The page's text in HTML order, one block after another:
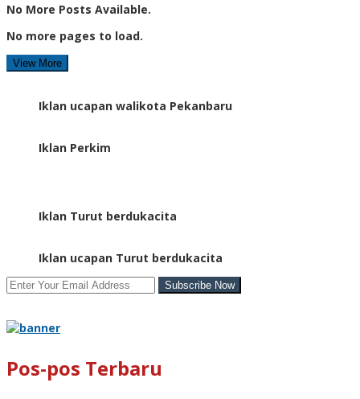
No More Posts Available.
No more pages to load.
View More
Iklan ucapan walikota Pekanbaru
Iklan Perkim
Iklan Turut berdukacita
Iklan ucapan Turut berdukacita
Pos-pos Terbaru